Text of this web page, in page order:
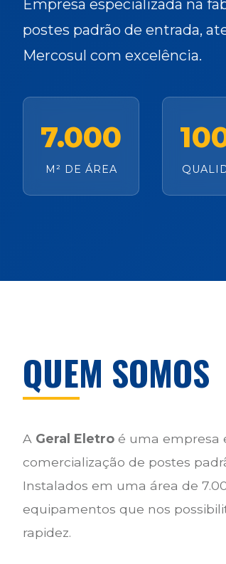
Empresa especializada na
postes padrão de entrada,
Mercosul com excelência.
7.000
M² DE ÁREA
QUEM SOMOS
A Geral Eletro é uma empresa
comercialização de postes
Instalados em uma área de
equipamentos que nos
rapidez.